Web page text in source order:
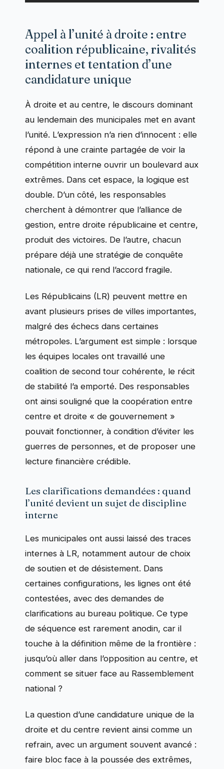
Appel à l’unité à droite : entre
coalition républicaine, rivalités
internes et tentation d’une
candidature unique
À droite et au centre, le discours dominant
au lendemain des municipales met en avant
l’unité. L’expression n’a rien d’innocent : elle
répond à une crainte partagée de voir la
compétition interne ouvrir un boulevard aux
extrêmes. Dans cet espace, la logique est
double. D’un côté, les responsables
cherchent à démontrer que l’alliance de
gestion, entre droite républicaine et centre,
produit des victoires. De l’autre, chacun
prépare déjà une stratégie de conquête
nationale, ce qui rend l’accord fragile.
Les Républicains (LR) peuvent mettre en
avant plusieurs prises de villes importantes,
malgré des échecs dans certaines
métropoles. L’argument est simple : lorsque
les équipes locales ont travaillé une
coalition de second tour cohérente, le récit
de stabilité l’a emporté. Des responsables
ont ainsi souligné que la coopération entre
centre et droite « de gouvernement »
pouvait fonctionner, à condition d’éviter les
guerres de personnes, et de proposer une
lecture financière crédible.
Les clarifications demandées : quand
l’unité devient un sujet de discipline
interne
Les municipales ont aussi laissé des traces
internes à LR, notamment autour de choix
de soutien et de désistement. Dans
certaines configurations, les lignes ont été
contestées, avec des demandes de
clarifications au bureau politique. Ce type
de séquence est rarement anodin, car il
touche à la définition même de la frontière :
jusqu’où aller dans l’opposition au centre, et
comment se situer face au Rassemblement
national ?
La question d’une candidature unique de la
droite et du centre revient ainsi comme un
refrain, avec un argument souvent avancé :
faire bloc face à la poussée des extrêmes,